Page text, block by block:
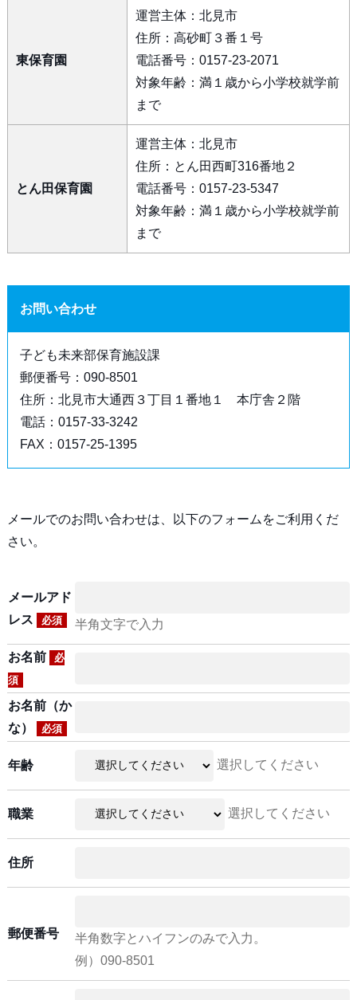
東保育園
運営主体：北見市
住所：高砂町３番１号
電話番号：0157-23-2071
対象年齢：満１歳から小学校就学前
まで
とん田保育園
運営主体：北見市
住所：とん田西町316番地２
電話番号：0157-23-5347
対象年齢：満１歳から小学校就学前
まで
お問い合わせ
子ども未来部保育施設課
郵便番号：090-8501
住所：北見市大通西３丁目１番地１ 本庁舎２階
電話：0157-33-3242
FAX：0157-25-1395
メールでのお問い合わせは、以下のフォームをご利用くだ
さい。
メールアド
レス
必須 半角文字で入力
お名前
必
須
お名前（か
な）
必須
年齢 選択してください
職業 選択してください
住所
郵便番号
半角数字とハイフンのみで入力。
例）090-8501